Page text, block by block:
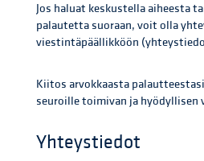
Jos haluat keskustella aiheesta
palautetta suoraan, voit olla
viestintäpäällikköön
Kiitos arvokkaasta
seuroille toimivan ja hyödyllisen
Yhteystiedot